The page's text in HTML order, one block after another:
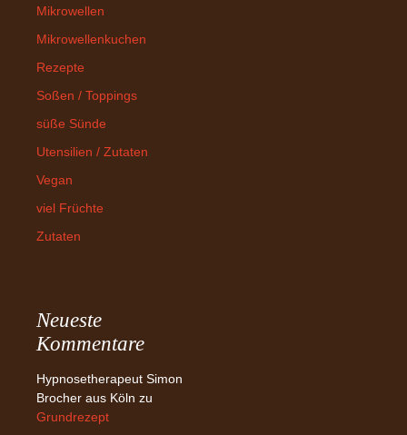
Mikrowellen
Mikrowellenkuchen
Rezepte
Soßen / Toppings
süße Sünde
Utensilien / Zutaten
Vegan
viel Früchte
Zutaten
Neueste
Kommentare
Hypnosetherapeut Simon
Brocher aus Köln zu
Grundrezept